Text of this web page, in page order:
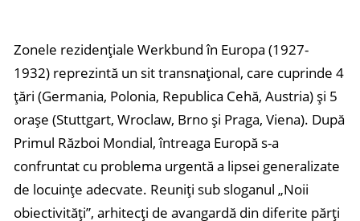
Zonele rezidențiale Werkbund în Europa (1927-
1932) reprezintă un sit transnațional, care cuprinde 4
țări (Germania, Polonia, Republica Cehă, Austria) și 5
orașe (Stuttgart, Wroclaw, Brno și Praga, Viena). După
Primul Război Mondial, întreaga Europă s-a
confruntat cu problema urgentă a lipsei generalizate
de locuințe adecvate. Reuniți sub sloganul „Noii
obiectivități”, arhitecți de avangardă din diferite părți